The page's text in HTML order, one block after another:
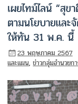
เผยไทม์ไลน์ “สุ
ตามนโยบายและ
ให้ทัน 31 พ.ค. นี้
23 พฤษภาคม 2567
และแผน,ข่าวกลุ่มอำนวยก